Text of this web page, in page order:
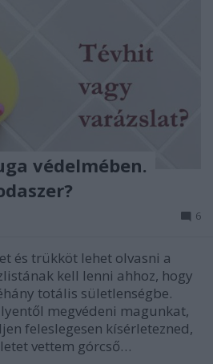
védelmében.
6
és trükköt lehet olvasni a
kell lenni ahhoz, hogy
totális sületlenségbe.
megvédeni magunkat,
feleslegesen kísérletezned,
vettem górcső…